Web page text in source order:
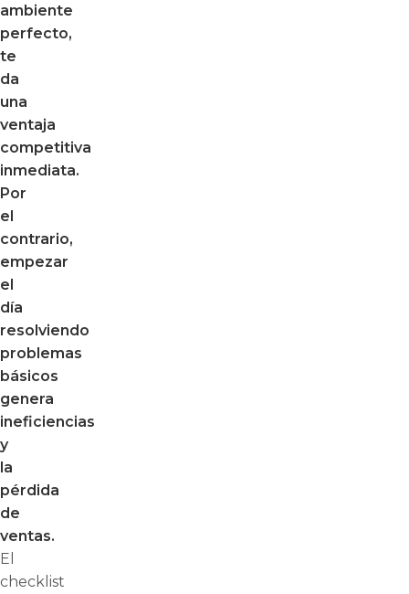
ambiente
perfecto,
te
da
una
ventaja
competitiva
inmediata.
Por
el
contrario,
empezar
el
día
resolviendo
problemas
básicos
genera
ineficiencias
y
la
pérdida
de
ventas.
El
checklist